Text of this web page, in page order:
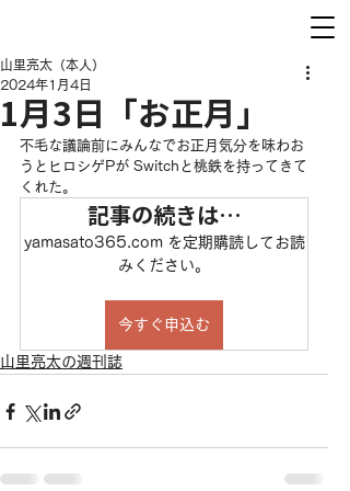
1月3日「お正月」
山里亮太（本人）
2024年1月4日
不毛な議論前にみんなでお正月気分を味わお
うとヒロシゲPが Switchと桃鉄を持ってきて
くれた。
記事の続きは…
yamasato365.com を定期購読してお読
みください。
今すぐ申込む
山里亮太の週刊誌